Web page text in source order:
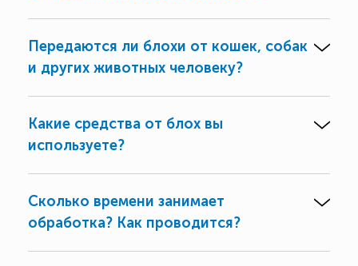
Передаются ли блохи от кошек, собак
и других животных человеку?
Какие средства от блох вы
используете?
Сколько времени занимает
обработка? Как проводится?